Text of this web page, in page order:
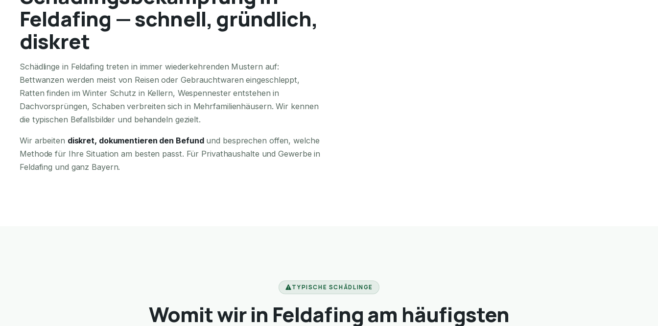
Feldafing — schnell, gründlich,
diskret
Schädlinge in Feldafing treten in immer wiederkehrenden Mustern auf:
Bettwanzen werden meist von Reisen oder Gebrauchtwaren eingeschleppt,
Ratten finden im Winter Schutz in Kellern, Wespennester entstehen in
Dachvorsprüngen, Schaben verbreiten sich in Mehrfamilienhäusern. Wir kennen
die typischen Befallsbilder und behandeln gezielt.
Wir arbeiten diskret, dokumentieren den Befundund besprechen offen, welche
Methode für Ihre Situation am besten passt. Für Privathaushalte und Gewerbe in
Feldafing und ganz Bayern.
TYPISCHE SCHÄDLINGE
Womit wir in Feldafing am häufigsten